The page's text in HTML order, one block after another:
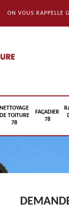
ON VOUS RAPPELLE
NETTOYAGE
DE TOITURE
78
FAÇADIER
78